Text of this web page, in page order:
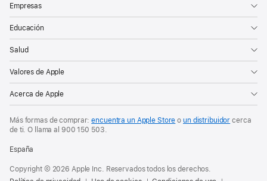
Empresas
Educación
Salud
Valores de Apple
Acerca de Apple
Más formas de comprar:encuentra un Apple Store oun distribuidor cerca
de ti. O
llama al 900 150 503
España
Copyright © 2026 Apple Inc. Reservados todos los derechos.